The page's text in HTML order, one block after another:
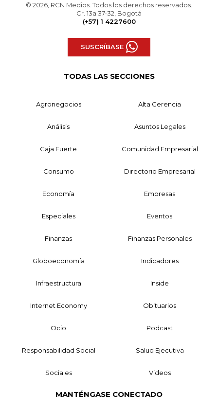
© 2026, RCN Medios. Todos los derechos reservados.
Cr. 13a 37-32, Bogotá
(+57) 1 4227600
SUSCRÍBASE
TODAS LAS SECCIONES
Agronegocios Alta Gerencia
Análisis Asuntos Legales
Caja Fuerte Comunidad Empresarial
Consumo Directorio Empresarial
Economía Empresas
Especiales Eventos
Finanzas Finanzas Personales
Globoeconomía Indicadores
Infraestructura Inside
Internet Economy Obituarios
Ocio Podcast
Responsabilidad Social Salud Ejecutiva
Sociales Videos
MANTÉNGASE CONECTADO